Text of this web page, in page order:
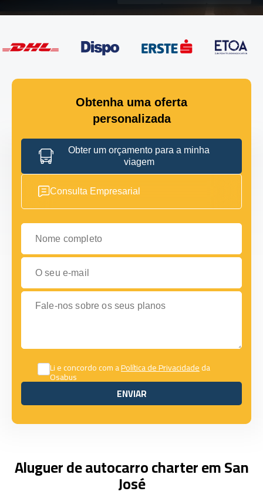
Obtenha uma oferta
personalizada
Obter um orçamento para a minha
viagem
Consulta Empresarial
Nome completo
O seu e-mail
Fale-nos sobre os seus planos
Li e concordo com aPolítica de Privacidadeda
Osabus
ENVIAR
ENVIAR
Aluguer de autocarro charter em San
José